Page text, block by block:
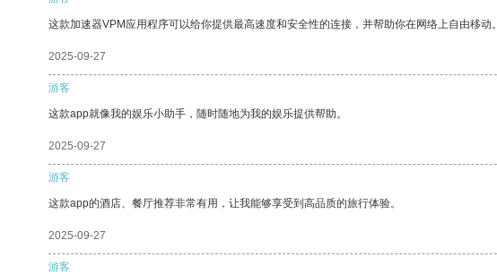
这款加速器VPM应用程序可以给你提供最高速度和安全性的连接，并帮助你在网络上自由移动。
2025-09-27
游客
这款app就像我的娱乐小助手，随时随地为我的娱乐提供帮助。
2025-09-27
游客
这款app的酒店、餐厅推荐非常有用，让我能够享受到高品质的旅行体验。
2025-09-27
游客